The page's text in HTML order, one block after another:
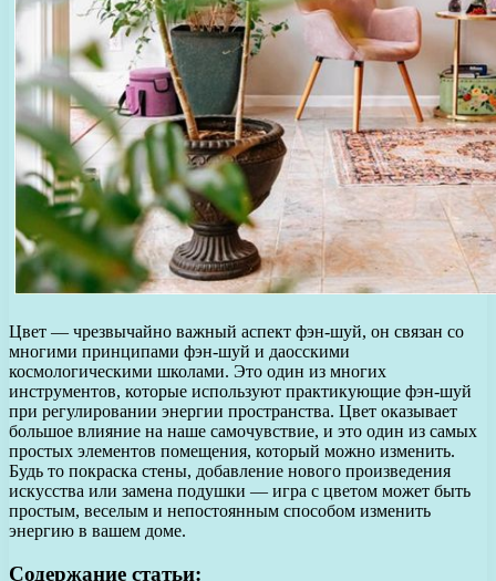
Цвет — чрезвычайно важный аспект фэн-шуй, он связан со
многими принципами фэн-шуй и даосскими
космологическими школами. Это один из многих
инструментов, которые используют практикующие фэн-шуй
при регулировании энергии пространства. Цвет оказывает
большое влияние на наше самочувствие, и это один из самых
простых элементов помещения, который можно изменить.
Будь то покраска стены, добавление нового произведения
искусства или замена подушки — игра с цветом может быть
простым, веселым и непостоянным способом изменить
энергию в вашем доме.
Содержание статьи: